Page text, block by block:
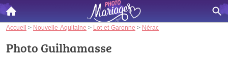
Accueil > Nouvelle-Aquitaine > Lot-et-Garonne > Nérac
Photo Guilhamasse